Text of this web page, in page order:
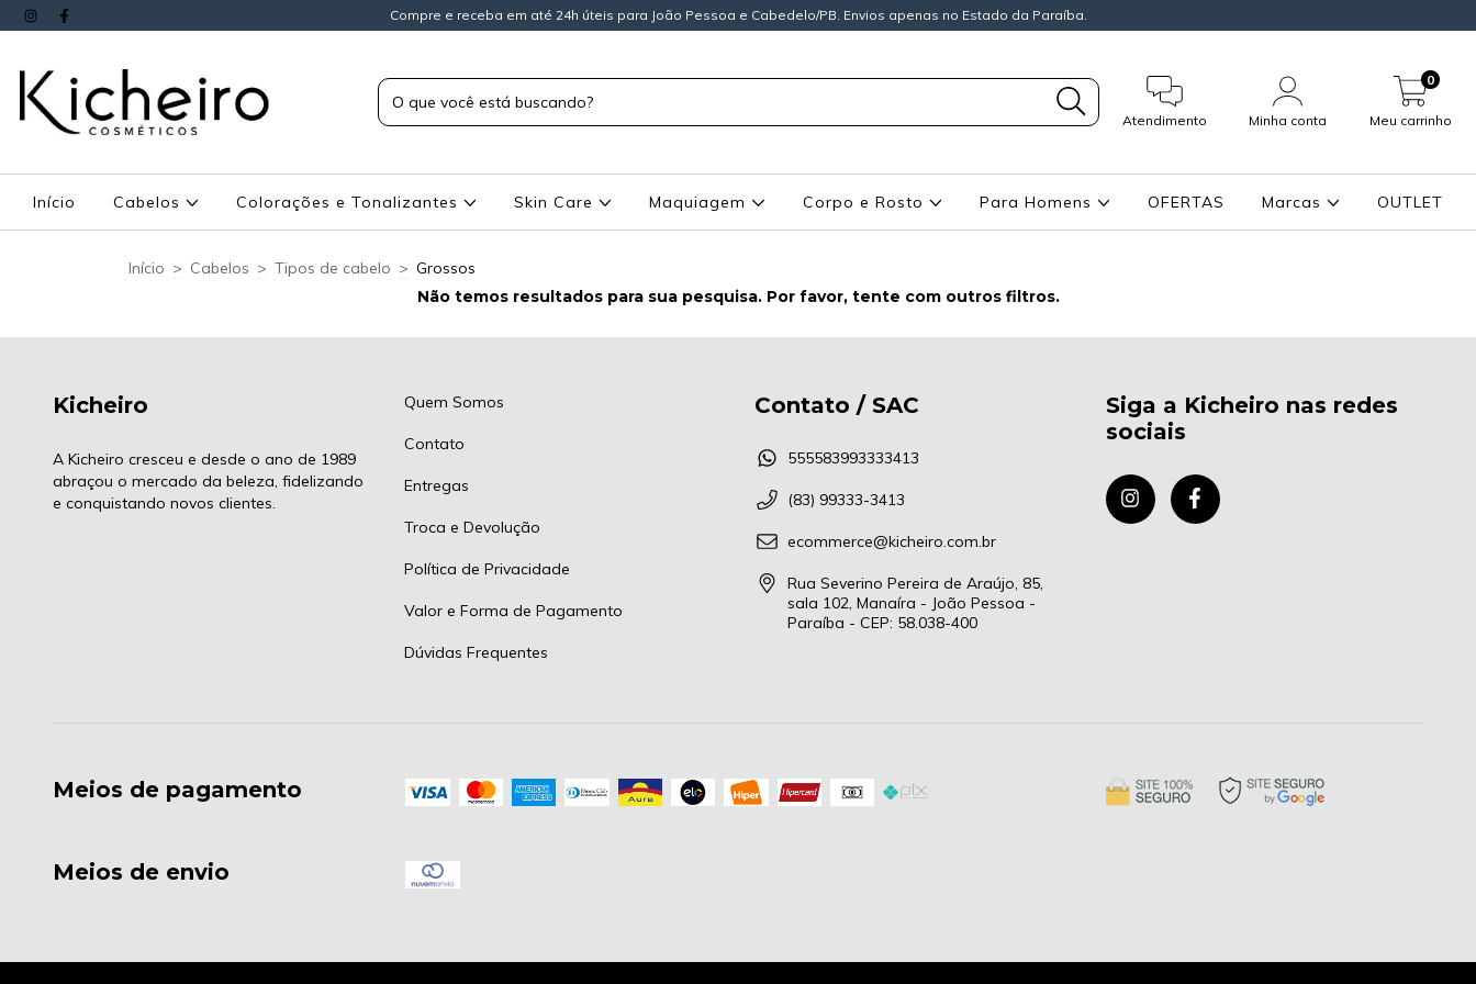
Compre e receba em até 24h úteis para João Pessoa e Cabedelo/PB. Envios apenas no Estado da Paraíba.
Atendimento Minha conta Meu carrinho
0
Início Cabelos Colorações e Tonalizantes Skin Care Maquiagem Corpo e Rosto Para Homens OFERTAS Marcas OUTLET
Início > Cabelos > Tipos de cabelo > Grossos
Não temos resultados para sua pesquisa. Por favor, tente com outros filtros.
Kicheiro
A Kicheiro cresceu e desde o ano de 1989
abraçou o mercado da beleza, fidelizando
e conquistando novos clientes.
Quem Somos
Contato
Entregas
Troca e Devolução
Política de Privacidade
Valor e Forma de Pagamento
Dúvidas Frequentes
Contato / SAC
555583993333413
(83) 99333-3413
ecommerce@kicheiro.com.br
Rua Severino Pereira de Araújo, 85,
sala 102, Manaíra - João Pessoa -
Paraíba - CEP: 58.038-400
Siga a Kicheiro nas redes
sociais
Meios de pagamento
Meios de envio